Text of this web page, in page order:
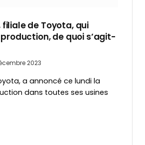
de Toyota, qui
de quoi s’agit-
2023
a annoncé ce lundi la
dans toutes ses usines